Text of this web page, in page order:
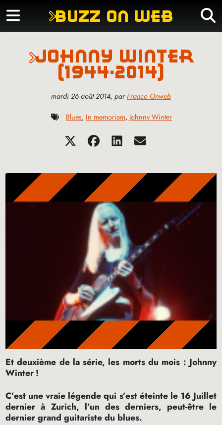
buzz on web
johnny winter
(1944-2014)
mardi 26 août 2014, parFranco Onweb
Blues, In memoriam, Johnny Winter
Et deuxième de la série, les morts du mois : Johnny
Winter!
C’est une vraie légende qui s’est éteinte le 16 Juillet
dernier à Zurich, l’un des derniers, peut-être le
dernier grand guitariste du blues.